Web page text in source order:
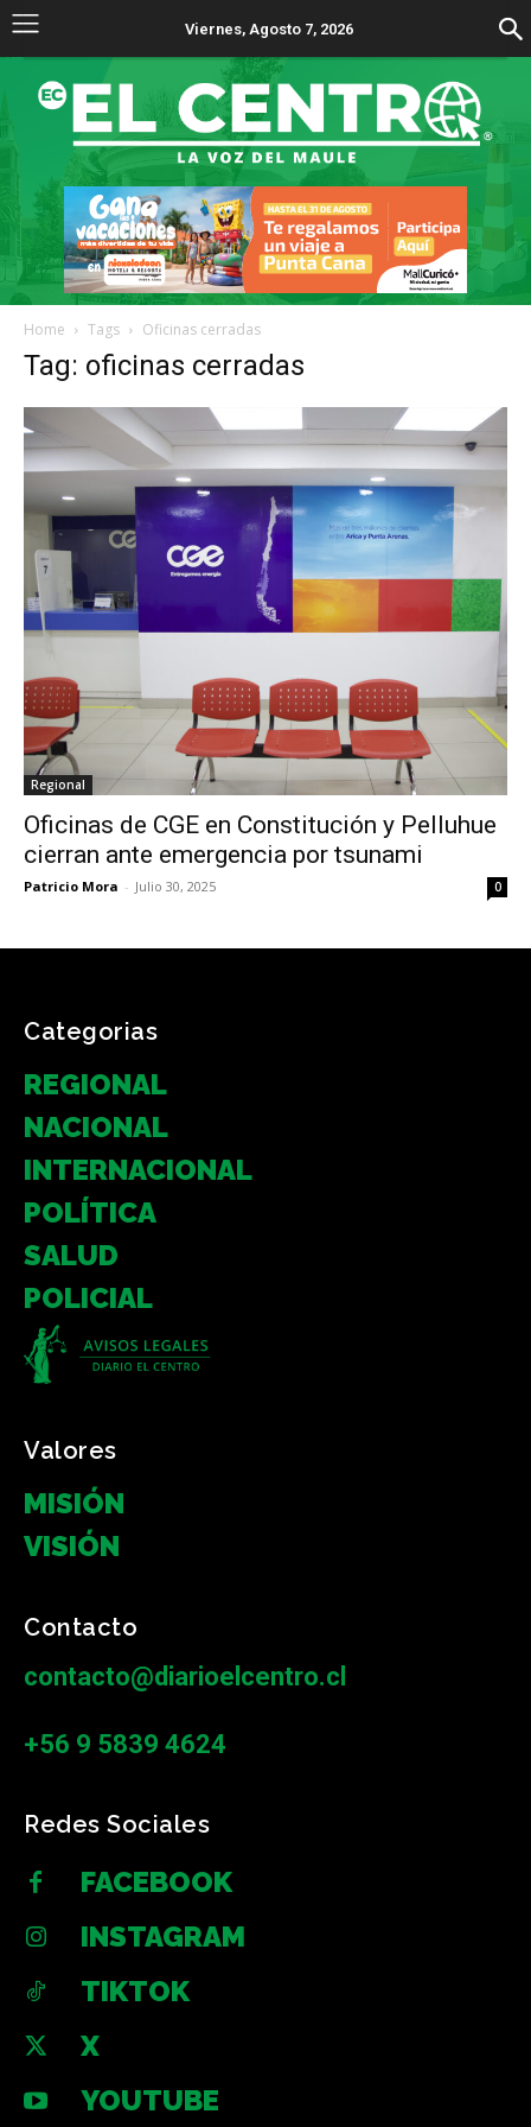
Viernes, Agosto 7, 2026
Home Tags Oficinas cerradas
Tag: oficinas cerradas
Regional
Oficinas de CGE en Constitución y Pelluhue
cierran ante emergencia por tsunami
Patricio Mora - Julio 30, 2025 0
Categorias
REGIONAL
NACIONAL
INTERNACIONAL
POLÍTICA
SALUD
POLICIAL
Valores
MISIÓN
VISIÓN
Contacto
contacto@diarioelcentro.cl
+56 9 5839 4624
Redes Sociales
FACEBOOK
INSTAGRAM
TIKTOK
X
YOUTUBE